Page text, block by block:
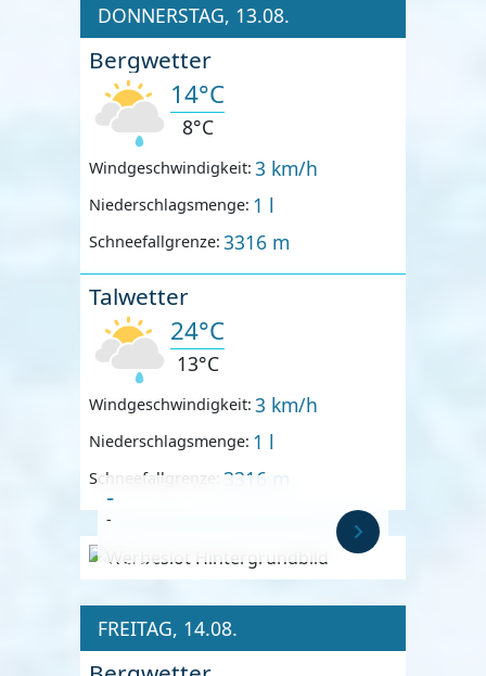
DONNERSTAG, 13.08.
Bergwetter
14°C
8°C
Windgeschwindigkeit: 3 km/h
Niederschlagsmenge: 1 l
Schneefallgrenze: 3316 m
Talwetter
24°C
13°C
Windgeschwindigkeit: 3 km/h
Niederschlagsmenge: 1 l
Schneefallgrenze: 3316 m
Anzeige
-
-
FREITAG, 14.08.